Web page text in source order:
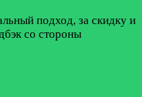
подход, за скидку и
со стороны